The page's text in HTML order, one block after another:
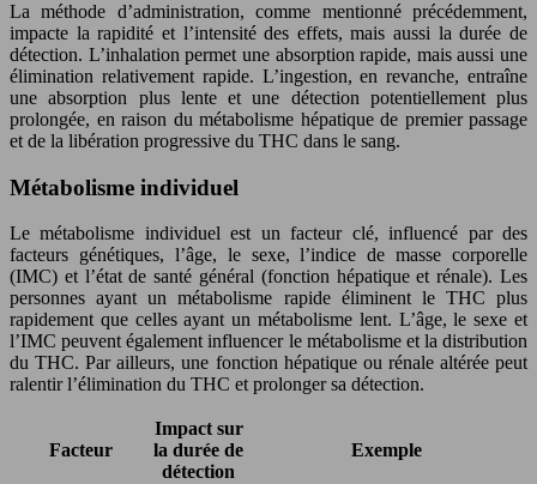
La méthode d’administration, comme mentionné précédemment,
impacte la rapidité et l’intensité des effets, mais aussi la durée de
détection. L’inhalation permet une absorption rapide, mais aussi une
élimination relativement rapide. L’ingestion, en revanche, entraîne
une absorption plus lente et une détection potentiellement plus
prolongée, en raison du métabolisme hépatique de premier passage
et de la libération progressive du THC dans le sang.
Métabolisme individuel
Le métabolisme individuel est un facteur clé, influencé par des
facteurs génétiques, l’âge, le sexe, l’indice de masse corporelle
(IMC) et l’état de santé général (fonction hépatique et rénale). Les
personnes ayant un métabolisme rapide éliminent le THC plus
rapidement que celles ayant un métabolisme lent. L’âge, le sexe et
l’IMC peuvent également influencer le métabolisme et la distribution
du THC. Par ailleurs, une fonction hépatique ou rénale altérée peut
ralentir l’élimination du THC et prolonger sa détection.
Facteur
Impact sur
la durée de
détection
Exemple